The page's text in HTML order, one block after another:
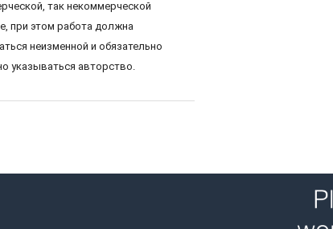
так некоммерческой
при этом работа должна
неизменной и обязательно
указываться авторство.